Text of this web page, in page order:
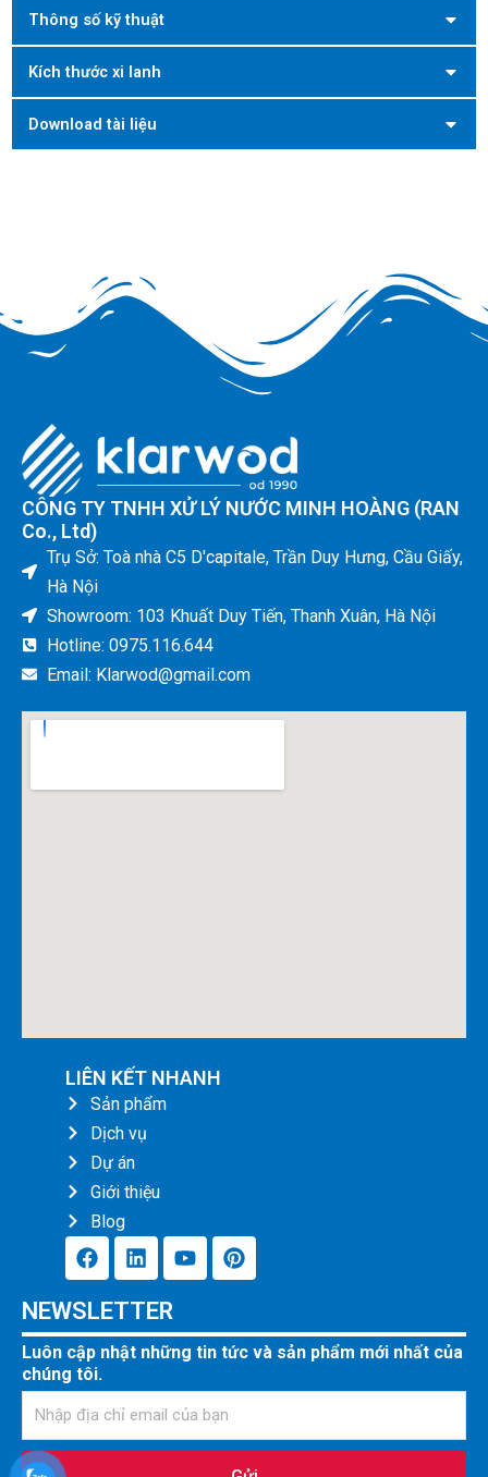
Thông số kỹ thuật
Kích thước xi lanh
Download tài liệu
CÔNG TY TNHH XỬ LÝ NƯỚC MINH HOÀNG (RAN
Co., Ltd)
Trụ Sở: Toà nhà C5 D'capitale, Trần Duy Hưng, Cầu Giấy,
Hà Nội
Showroom: 103 Khuất Duy Tiến, Thanh Xuân, Hà Nội
Hotline: 0975.116.644
Email: Klarwod@gmail.com
LIÊN KẾT NHANH
Sản phẩm
Dịch vụ
Dự án
Giới thiệu
Blog
F
a
e
b
o
o
k
L
i
k
e
d
n
Y
o
u
b
P
i
e
r
s
NEWSLETTER
Luôn cập nhật những tin tức và sản phẩm mới nhất của
chúng tôi.